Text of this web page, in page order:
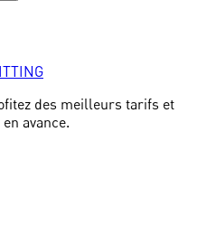
des meilleurs tarifs et
avance.